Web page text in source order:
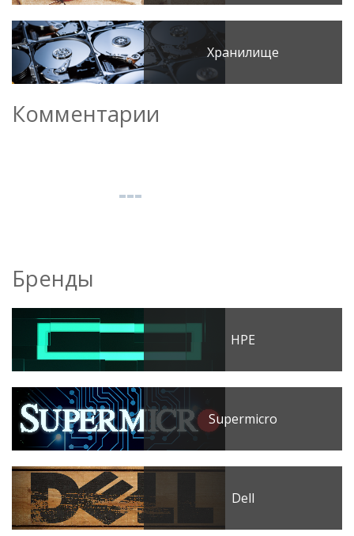
Хранилище
Комментарии
Бренды
HPE
Supermicro
Dell